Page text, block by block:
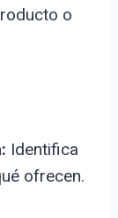
o
Identifica
ofrecen.